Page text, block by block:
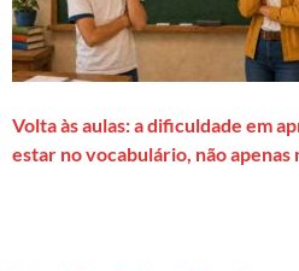
Volta às aulas: a dificuldade em
estar no vocabulário, não apenas